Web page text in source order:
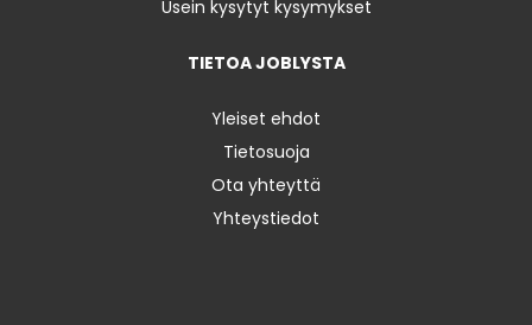
Usein kysytyt kysymykset
TIETOA JOBLYSTA
Yleiset ehdot
Tietosuoja
Ota yhteyttä
Yhteystiedot